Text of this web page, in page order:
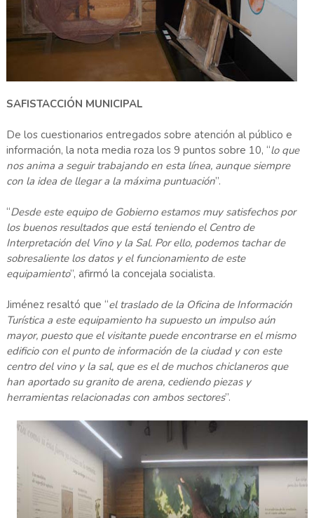
SAFISTACCIÓN MUNICIPAL
De los cuestionarios entregados sobre atención al público e
información, la nota media roza los 9 puntos sobre 10, “lo que
nos anima a seguir trabajando en esta línea, aunque siempre
con la idea de llegar a la máxima puntuación”.
“Desde este equipo de Gobierno estamos muy satisfechos por
los buenos resultados que está teniendo el Centro de
Interpretación del Vino y la Sal. Por ello, podemos tachar de
sobresaliente los datos y el funcionamiento de este
equipamiento”, afirmó la concejala socialista.
Jiménez resaltó que “el traslado de la Oficina de Información
Turística a este equipamiento ha supuesto un impulso aún
mayor, puesto que el visitante puede encontrarse en el mismo
edificio con el punto de información de la ciudad y con este
centro del vino y la sal, que es el de muchos chiclaneros que
han aportado su granito de arena, cediendo piezas y
herramientas relacionadas con ambos sectores”.